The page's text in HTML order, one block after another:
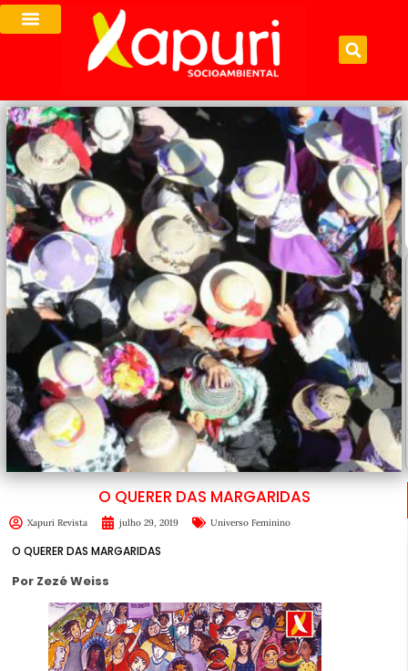
O QUERER DAS MARGARIDAS
Xapuri Revista julho 29, 2019 Universo Feminino
O QUERER DAS MARGARIDAS
Por Zezé Weiss